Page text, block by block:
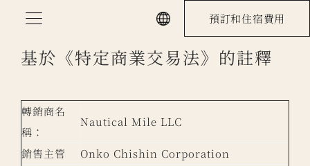
content
預訂和住宿費用
基於《特定商業交易法》的註釋
轉銷商名
稱：
Nautical Mile LLC
銷售主管
Onko Chishin Corporation